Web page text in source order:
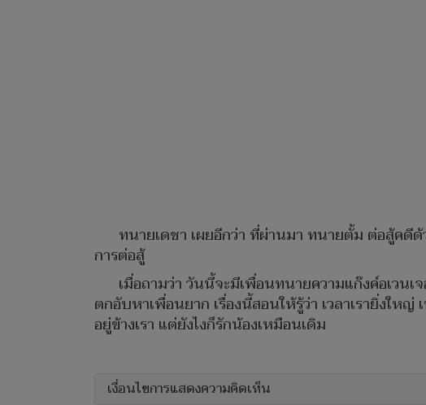
ทนายเดชา เผยอีกว่า ที่ผ่านมา ทนายตั้ม ต่อสู้คดี
การต่อสู้
เมื่อถามว่า วันนี้จะมีเพื่อนทนายความแก๊งค์อเวน
ตกอับหาเพื่อนยาก เรื่องนี้สอนให้รู้ว่า เวลาเรายิ่งให
อยู่ข้างเรา แต่ยังไงก็รักน้องเหมือนเดิม
เงื่อนไขการแสดงความคิดเห็น